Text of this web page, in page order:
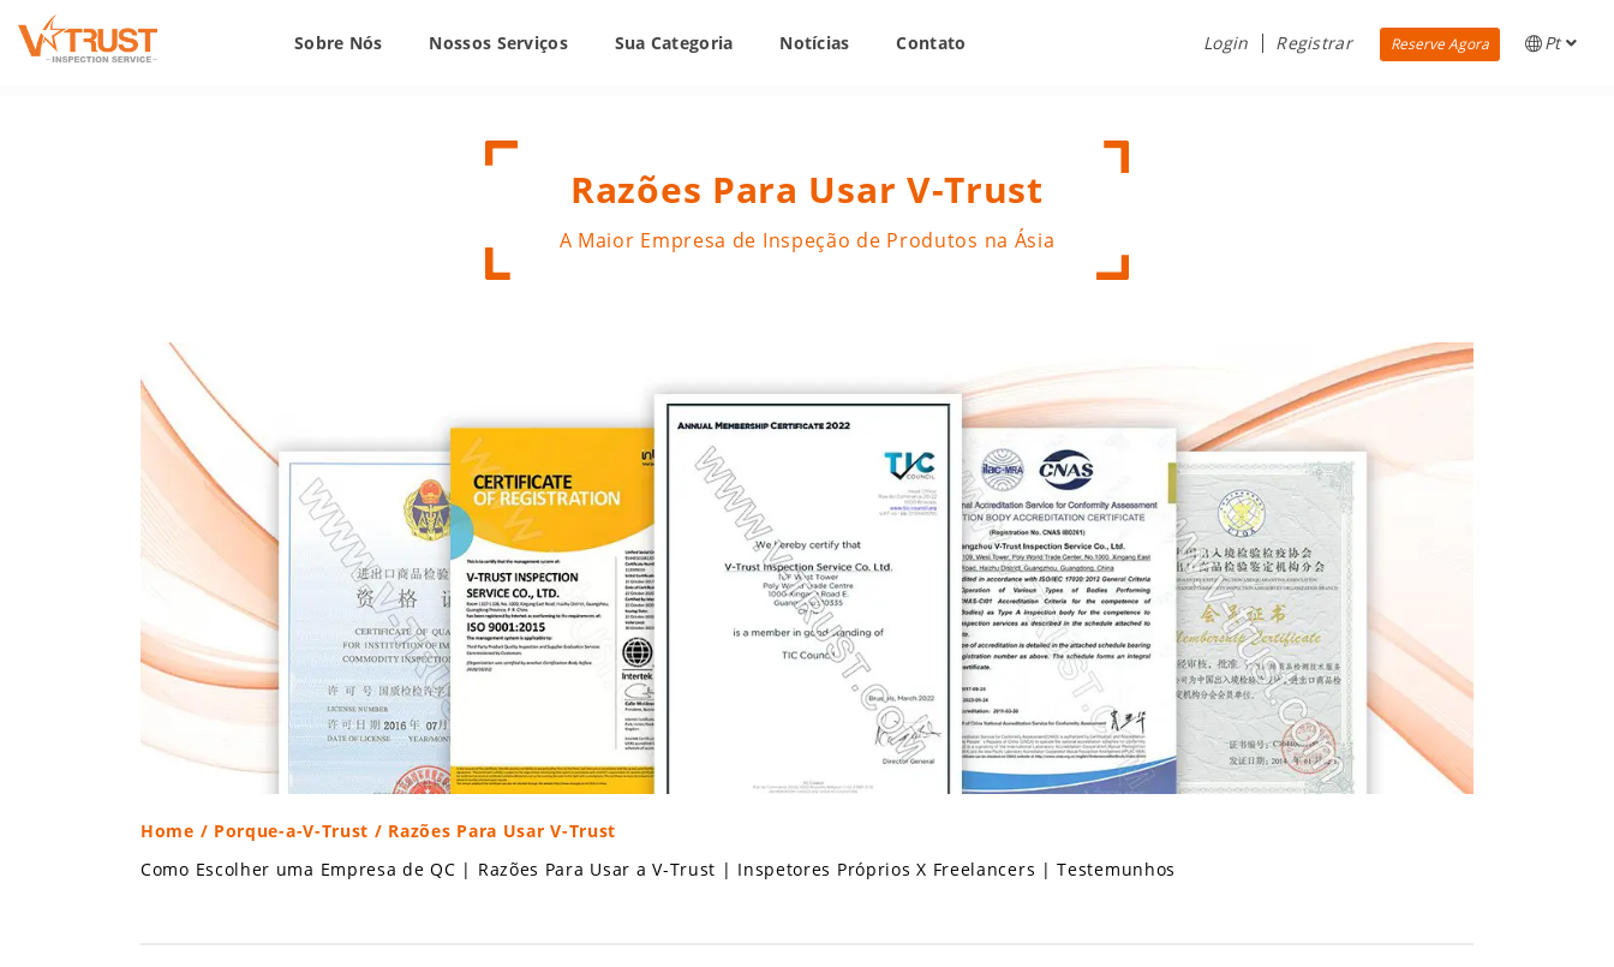
Sobre Nós Nossos Serviços Sua Categoria Notícias Contato Login Registrar Reserve Agora Pt
Razões Para Usar V-Trust
A Maior Empresa de Inspeção de Produtos na Ásia
Home / Porque-a-V-Trust / Razões Para Usar V-Trust
Como Escolher uma Empresa de QC | Razões Para Usar a V-Trust | Inspetores Próprios X Freelancers |Testemunhos